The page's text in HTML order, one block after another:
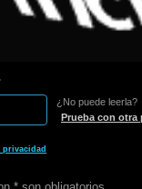
¿No puede leerla?
Prueba con otra